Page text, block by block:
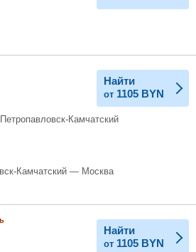
Найти
от 1105 BYN
Камчатский
Камчатский — Москва
Найти
от 1105 BYN